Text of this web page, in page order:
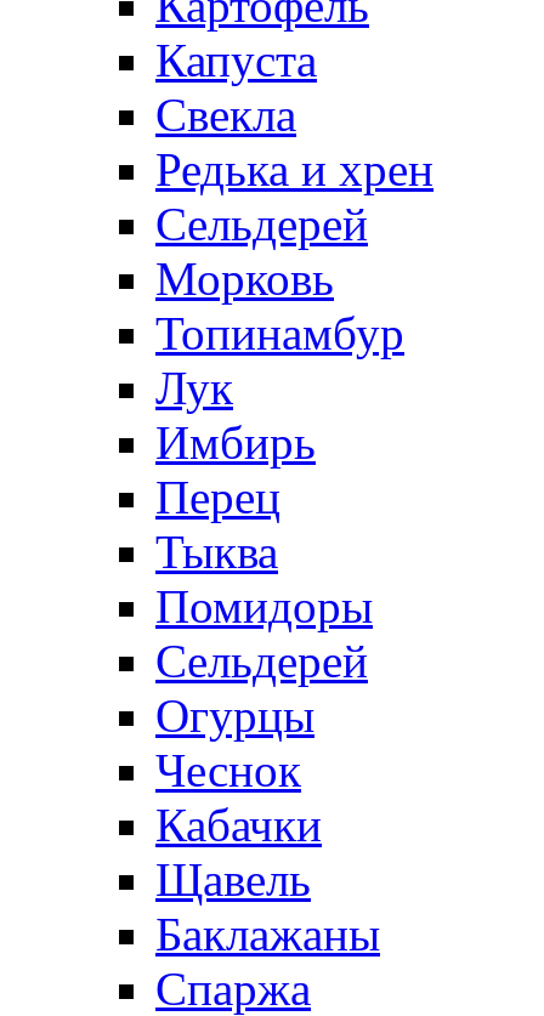
Капуста
Свекла
Редька и хрен
Сельдерей
Морковь
Топинамбур
Лук
Имбирь
Перец
Тыква
Помидоры
Сельдерей
Огурцы
Чеснок
Кабачки
Щавель
Баклажаны
Спаржа